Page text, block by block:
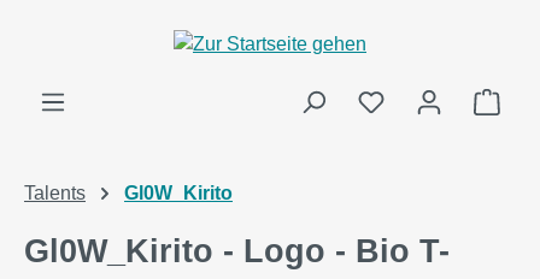
Talents Gl0W_Kirito
Gl0W_Kirito - Logo - Bio T-